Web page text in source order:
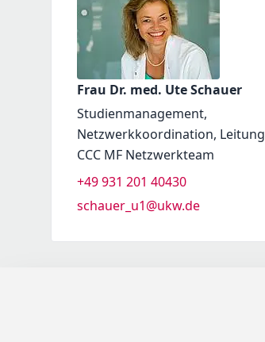
Frau Dr. med. Ute Schauer
Studienmanagement,
Netzwerkkoordination, Leitung
CCC MF Netzwerkteam
+49 931 201 40430
schauer_u1@ukw.de